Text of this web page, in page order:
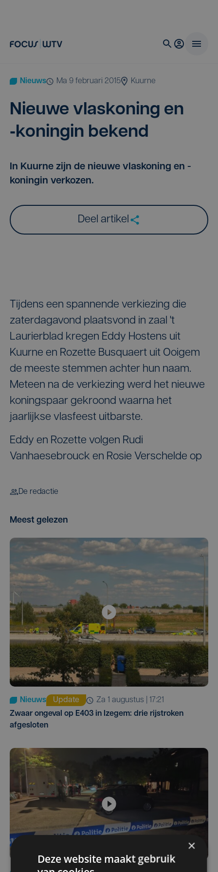
Nieuws ma 9 februari 2015 Kuurne
Nieu­we vlas­ko­ning en
‑konin­gin bekend
In Kuurne zijn de nieuwe vlaskoning en -
koningin verkozen.
Deel artikel
Tijdens een spannende verkiezing die
zaterdagavond plaatsvond in zaal 't
Laurierblad kregen Eddy Hostens uit
Kuurne en Rozette Busquaert uit Ooigem
de meeste stemmen achter hun naam.
Meteen na de verkiezing werd het nieuwe
koningspaar gekroond waarna het
jaarlijkse vlasfeest uitbarste.
Eddy en Rozette volgen Rudi
Vanhaesebrouck en Rosie Verschelde op
De redactie
Meest gelezen
Nieuws Update
za 1 augustus | 17:21
Zwaar ongeval op E403 in Izegem: drie rijstroken
afgesloten
×
Deze website maakt gebruik